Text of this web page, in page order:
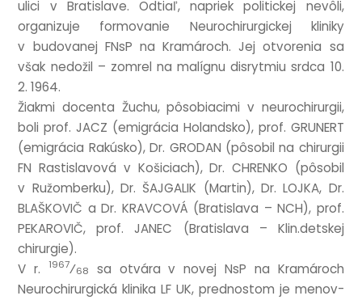
ulici v Brat­is­lave. Odtiaľ, napriek politick­ej nevôli,
organ­izuje for­movanie Neurochirur­gick­ej kliniky
v budovanej FNsP na Kramároch. Jej otvorenia sa
však nedožil – zom­rel na malígnu disryt­miu srd­ca 10.
2. 1964.
Žiakmi docenta Žuchu, pôso­biacimi v neurochirur­gii,
boli prof. JACZ (emigrá­cia Holan­d­sko), prof. GRUNERT
(emigrá­cia Rakúsko), Dr. GRODAN (pôsobil na chirur­gii
FN Ras­tis­la­vová v Košiciach), Dr. CHRENKO (pôsobil
v Ružomberku), Dr. ŠAJGALIK (Mar­tin), Dr. LOJKA, Dr.
BLAŠKOVIČ a Dr. KRAVCOVÁ (Brat­is­lava – NCH), prof.
PEKAROVIČ, prof. JANEC (Brat­is­lava – Klin.detskej
chirurgie).
V r.
1967⁄68
sa otvára v novej NsP na Kramároch
Neurochirur­gická klinika LF UK, pred­nostom je men­ov­